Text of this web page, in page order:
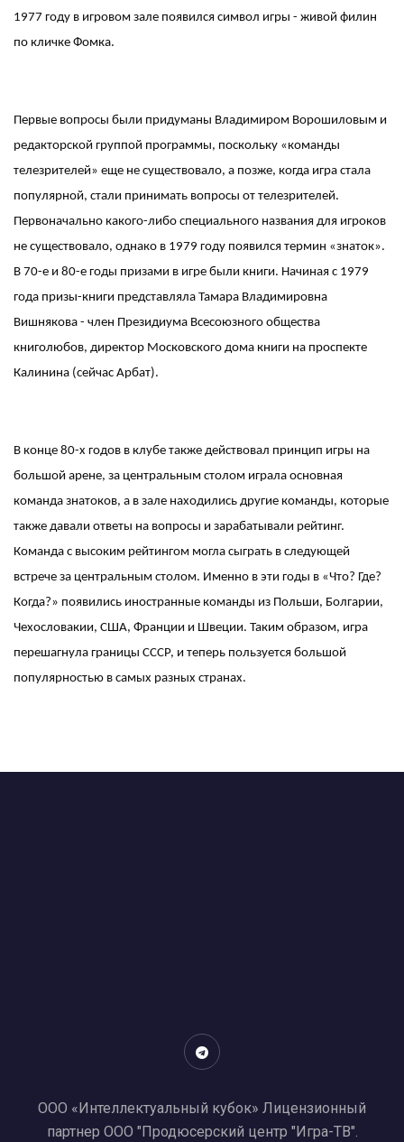
1977 году в игровом зале появился символ игры - живой филин
по кличке Фомка.
Первые вопросы были придуманы Владимиром Ворошиловым и
редакторской группой программы, поскольку «команды
телезрителей» еще не существовало, а позже, когда игра стала
популярной, стали принимать вопросы от телезрителей.
Первоначально какого-либо специального названия для игроков
не существовало, однако в 1979 году появился термин «знаток».
В 70-е и 80-е годы призами в игре были книги. Начиная с 1979
года призы-книги представляла Тамара Владимировна
Вишнякова - член Президиума Всесоюзного общества
книголюбов, директор Московского дома книги на проспекте
Калинина (сейчас Арбат).
В конце 80-х годов в клубе также действовал принцип игры на
большой арене, за центральным столом играла основная
команда знатоков, а в зале находились другие команды, которые
также давали ответы на вопросы и зарабатывали рейтинг.
Команда с высоким рейтингом могла сыграть в следующей
встрече за центральным столом. Именно в эти годы в «Что? Где?
Когда?» появились иностранные команды из Польши, Болгарии,
Чехословакии, США, Франции и Швеции. Таким образом, игра
перешагнула границы СССР, и теперь пользуется большой
популярностью в самых разных странах.
ООО «Интеллектуальный кубок» Лицензионный
партнер ООО "Продюсерский центр "Игра-ТВ".